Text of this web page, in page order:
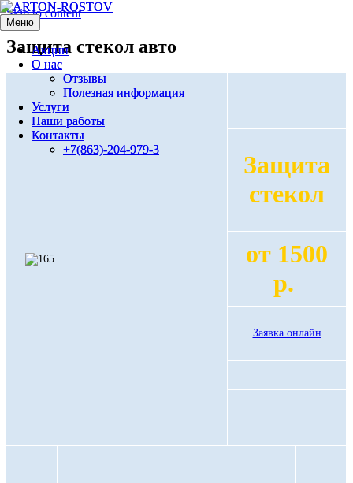
Skip to content
Меню
Акции
О нас
Отзывы
Полезная информация
Услуги
Наши работы
Контакты
+7(863)-204-979-3
Меню
Акции
О нас
Отзывы
Полезная информация
Услуги
Наши работы
Контакты
+7(863)-204-979-3
Защита стекол авто
Защита
стекол
от 1500
р.
Заявка онлайн